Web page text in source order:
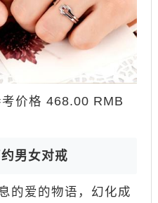
价格 468.00 RMB
男女对戒
爱的物语，幻化成